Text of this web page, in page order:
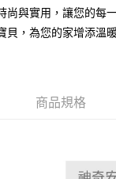
含以上)免運費
尚與實用，讓您的每
貝，為您的家增添溫
商品規格